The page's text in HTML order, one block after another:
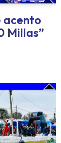
acento
Millas”